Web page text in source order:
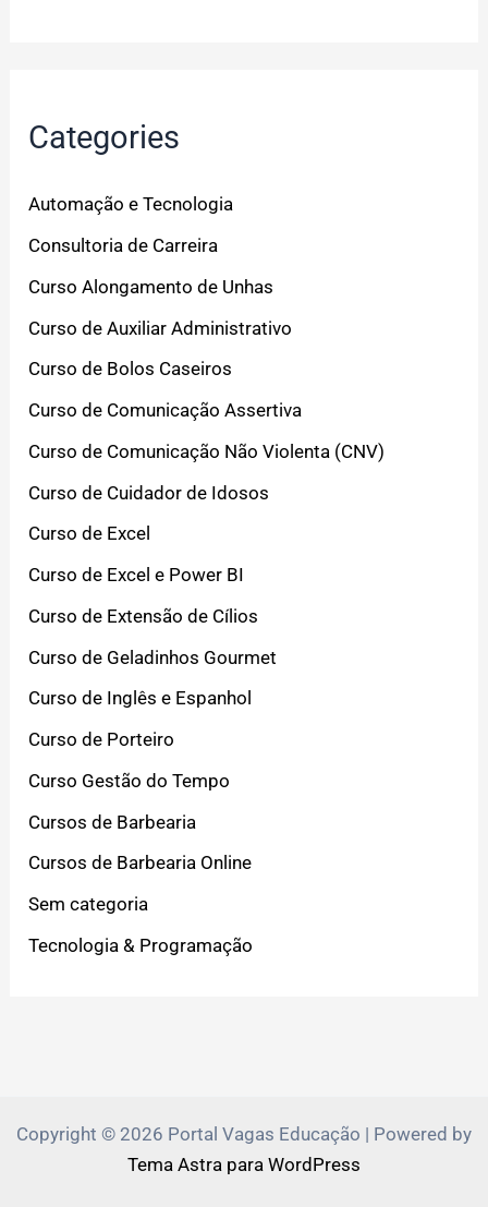
Categories
Automação e Tecnologia
Consultoria de Carreira
Curso Alongamento de Unhas
Curso de Auxiliar Administrativo
Curso de Bolos Caseiros
Curso de Comunicação Assertiva
Curso de Comunicação Não Violenta (CNV)
Curso de Cuidador de Idosos
Curso de Excel
Curso de Excel e Power BI
Curso de Extensão de Cílios
Curso de Geladinhos Gourmet
Curso de Inglês e Espanhol
Curso de Porteiro
Curso Gestão do Tempo
Cursos de Barbearia
Cursos de Barbearia Online
Sem categoria
Tecnologia & Programação
Copyright © 2026 Portal Vagas Educação | Powered by
Tema Astra para WordPress